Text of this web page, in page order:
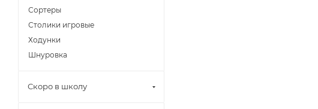
Сортеры
Столики игровые
Ходунки
Шнуровка
Скоро в школу